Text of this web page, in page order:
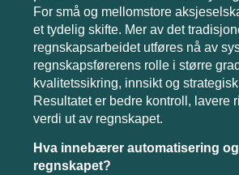
For små og mellomstore
et tydelig skifte. Mer av det
regnskapsarbeidet utføres nå av
regnskapsførerens rolle i større
kvalitetssikring, innsikt og
Resultatet er bedre kontroll, lavere
verdi ut av regnskapet.
Hva innebærer automatisering
regnskapet?